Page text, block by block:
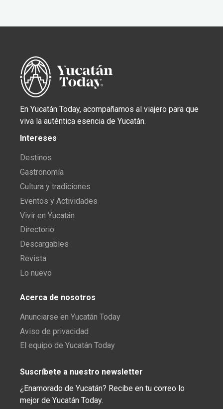
En Yucatán Today, acompañamos al viajero para que
viva la auténtica esencia de Yucatán.
Intereses
Destinos
Gastronomía
Cultura y tradiciones
Eventos y Actividades
Vivir en Yucatán
Directorio
Descargables
Revista
Lo nuevo
Acerca de nosotros
Anunciarse en Yucatán Today
Aviso de privacidad
El equipo de Yucatán Today
Suscríbete a nuestro newsletter
¿Enamorado de Yucatán? Recibe en tu correo lo
mejor de Yucatán Today.